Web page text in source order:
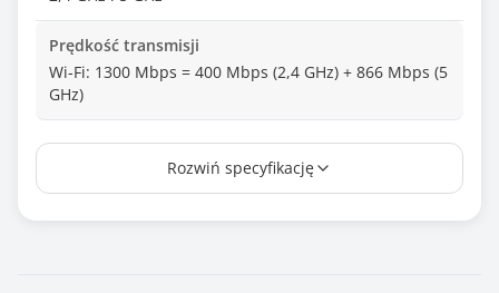
Prędkość transmisji
Wi-Fi: 1300 Mbps = 400 Mbps (2,4 GHz) + 866 Mbps (5
GHz)
Antena
Wewnętrzna - 1 szt.
Zysk anteny bezprzewodowej
Rozwiń specyfikację